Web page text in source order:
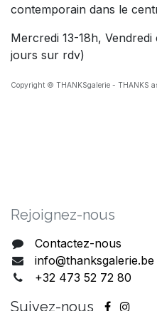
contemporain dans le
Mercredi 13-18h,
jours sur rdv)
Copyright © THANKSgalerie - THANKS
Rejoig​nez-nous
Contactez-nous
info@thanksgalerie.be
+32 473 52 72 80
Suivez-nous